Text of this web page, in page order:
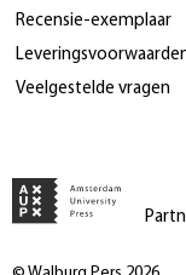
Recensie-exemplaar
Veelgestelde vragen